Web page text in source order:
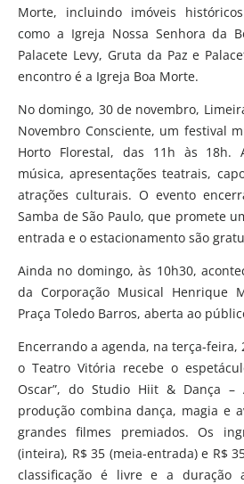
Morte, incluindo imóveis
como a Igreja Nossa Senhora da
Palacete Levy, Gruta da Paz e
encontro é a Igreja Boa Morte.
No domingo, 30 de novembro,
Novembro Consciente, um festival
Horto Florestal, das 11h às 18h.
música, apresentações teatrais,
atrações culturais. O evento
Samba de São Paulo, que promete
entrada e o estacionamento são
Ainda no domingo, às 10h30,
da Corporação Musical Henrique
Praça Toledo Barros, aberta ao
Encerrando a agenda, na terça-feira,
o Teatro Vitória recebe o
Oscar”, do Studio Hiit & Dança –
produção combina dança, magia e
grandes filmes premiados. Os
(inteira), R$ 35 (meia-entrada) e R$
classificação é livre e a duração